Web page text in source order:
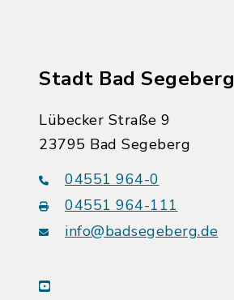
Stadt Bad Segeberg
Lübecker Straße 9
23795 Bad Segeberg
04551 964-0
04551 964-111
info@badsegeberg.de
youtube